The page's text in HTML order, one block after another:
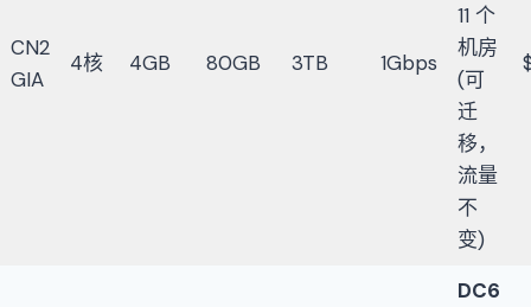
CN2
GIA
4核 4GB 80GB 3TB 1Gbps
11 个
机房
(可
迁
移，
流量
不
变)
DC6